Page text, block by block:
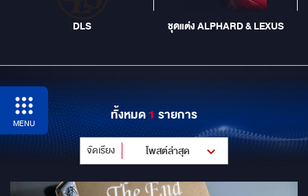
DLS ชุดแต่ง ALPHARD & LEXUS
MENU ทั้งหมด1 รายการ
จัดเรียง โพสต์ล่าสุด